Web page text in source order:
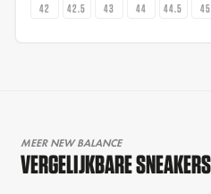
42
42.5 43 44 44.5 45
MEER NEW BALANCE
VERGELIJKBARE SNEAKERS